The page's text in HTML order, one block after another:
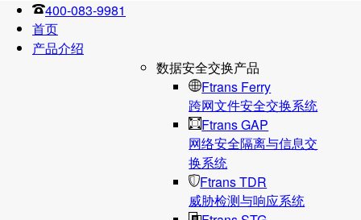
400-083-9981
首页
产品介绍
数据安全交换产品
Ftrans Ferry
跨网文件安全交换系统
Ftrans GAP
网络安全隔离与信息交
换系统
Ftrans TDR
威胁检测与响应系统